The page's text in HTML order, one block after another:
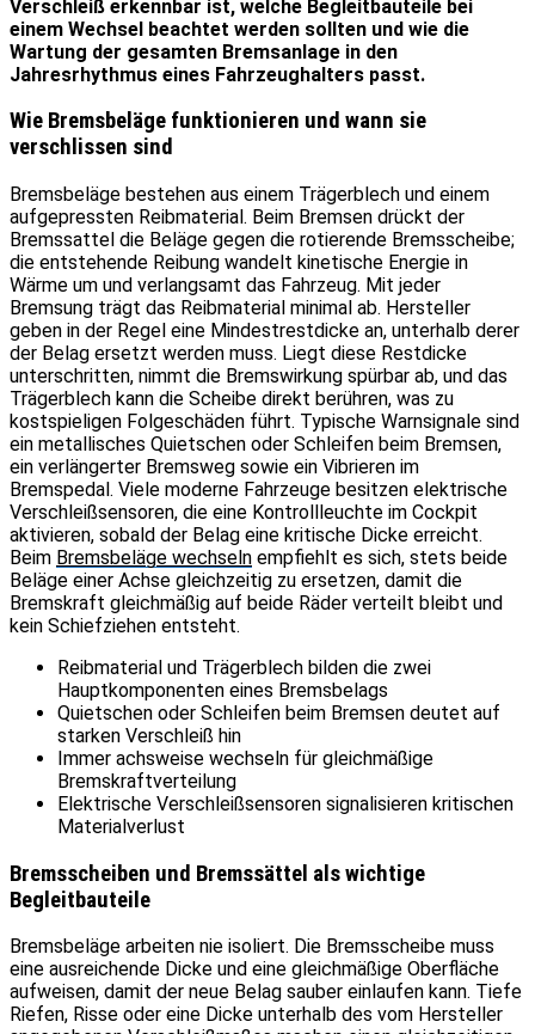
Verschleiß erkennbar ist, welche Begleitbauteile bei
einem Wechsel beachtet werden sollten und wie die
Wartung der gesamten Bremsanlage in den
Jahresrhythmus eines Fahrzeughalters passt.
Wie Bremsbeläge funktionieren und wann sie
verschlissen sind
Bremsbeläge bestehen aus einem Trägerblech und einem
aufgepressten Reibmaterial. Beim Bremsen drückt der
Bremssattel die Beläge gegen die rotierende Bremsscheibe;
die entstehende Reibung wandelt kinetische Energie in
Wärme um und verlangsamt das Fahrzeug. Mit jeder
Bremsung trägt das Reibmaterial minimal ab. Hersteller
geben in der Regel eine Mindestrestdicke an, unterhalb derer
der Belag ersetzt werden muss. Liegt diese Restdicke
unterschritten, nimmt die Bremswirkung spürbar ab, und das
Trägerblech kann die Scheibe direkt berühren, was zu
kostspieligen Folgeschäden führt. Typische Warnsignale sind
ein metallisches Quietschen oder Schleifen beim Bremsen,
ein verlängerter Bremsweg sowie ein Vibrieren im
Bremspedal. Viele moderne Fahrzeuge besitzen elektrische
Verschleißsensoren, die eine Kontrollleuchte im Cockpit
aktivieren, sobald der Belag eine kritische Dicke erreicht.
Beim Bremsbeläge wechseln empfiehlt es sich, stets beide
Beläge einer Achse gleichzeitig zu ersetzen, damit die
Bremskraft gleichmäßig auf beide Räder verteilt bleibt und
kein Schiefziehen entsteht.
Reibmaterial und Trägerblech bilden die zwei
Hauptkomponenten eines Bremsbelags
Quietschen oder Schleifen beim Bremsen deutet auf
starken Verschleiß hin
Immer achsweise wechseln für gleichmäßige
Bremskraftverteilung
Elektrische Verschleißsensoren signalisieren kritischen
Materialverlust
Bremsscheiben und Bremssättel als wichtige
Begleitbauteile
Bremsbeläge arbeiten nie isoliert. Die Bremsscheibe muss
eine ausreichende Dicke und eine gleichmäßige Oberfläche
aufweisen, damit der neue Belag sauber einlaufen kann. Tiefe
Riefen, Risse oder eine Dicke unterhalb des vom Hersteller